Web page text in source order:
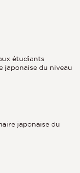
étudiants
japonaise du niveau
japonaise du